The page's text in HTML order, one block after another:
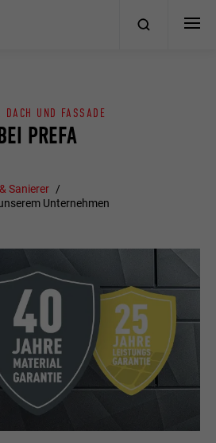
PREFA
DACH UND FASSADE
Sanierer
Unternehmen